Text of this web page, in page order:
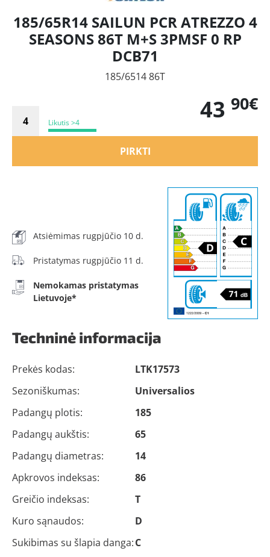
185/65R14 SAILUN PCR ATREZZO 4
SEASONS 86T M+S 3PMSF 0 RP
DCB71
185/6514 86T
Likutis >4 43 90€
PIRKTI
Atsiėmimas rugpjūčio 10 d.
Pristatymas rugpjūčio 11 d.
Nemokamas pristatymas
Lietuvoje*
Techninė informacija
Prekės kodas:
LTK17573
Sezoniškumas:
Universalios
Padangų plotis:
185
Padangų aukštis:
65
Padangų diametras:
14
Apkrovos indeksas:
86
Greičio indeksas:
T
Kuro sąnaudos:
D
Sukibimas su šlapia danga:C